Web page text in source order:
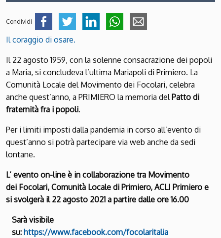
Condividi
Il coraggio di osare.
Il 22 agosto 1959, con la solenne consacrazione dei popoli
a Maria, si concludeva l’ultima Mariapoli di Primiero. La
Comunità Locale del Movimento dei Focolari, celebra
anche quest’anno, a PRIMIERO la memoria del Patto di
fraternità fra i popoli.
Per i limiti imposti dalla pandemia in corso all’evento di
quest’anno si potrà partecipare via web anche da sedi
lontane.
L’ evento on-line è in collaborazione tra Movimento
dei Focolari, Comunità Locale di Primiero, ACLI Primiero e
si svolgerà il 22 agosto 2021 a partire dalle ore 16.00
Sarà visibile
su: https://www.facebook.com/focolaritalia